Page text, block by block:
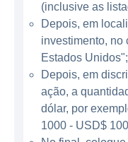
consumidores
ATUAÇÃO DA
A Concert é
verticais de
atuação para
(inclusive as
Depois, em
investimento, no
Estados Unidos";
Depois, em
ação, a
dólar, por
1000 - USD$